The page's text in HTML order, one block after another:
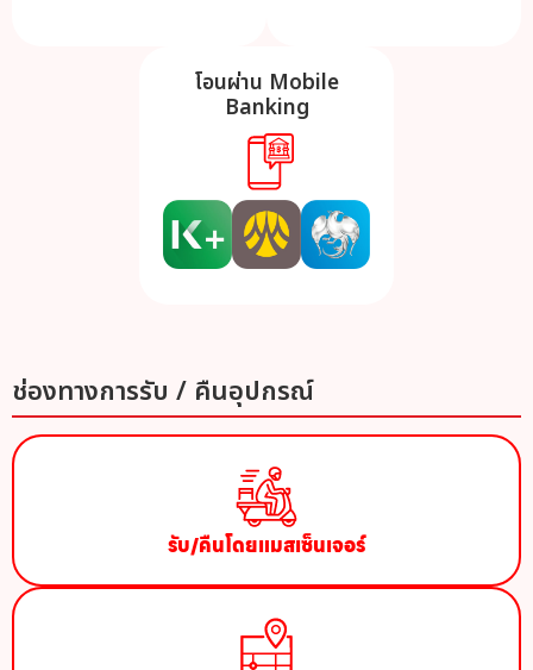
โอนผ่าน Mobile
Banking
ช่องทางการรับ / คืนอุปกรณ์​
รับ/คืนโดยแมสเซ็นเจอร์